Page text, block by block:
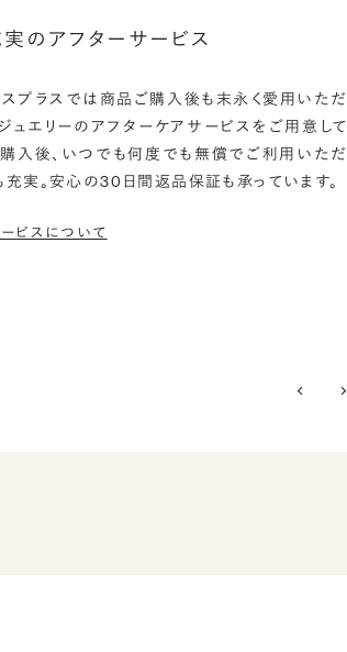
実のアフターサービス
スプラスでは商品ご購入後も末永く愛用いただ
ジュエリーのアフターケアサービスをご用意して
購入後、いつでも何度でも無償でご利用いただ
充実。安心の30日間返品保証も承っています。
ビスについて